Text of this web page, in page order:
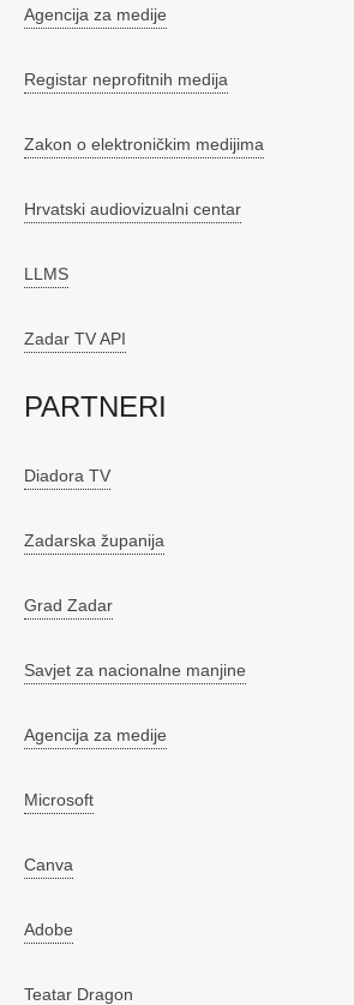
Agencija za medije
Registar neprofitnih medija
Zakon o elektroničkim medijima
Hrvatski audiovizualni centar
LLMS
Zadar TV API
PARTNERI
Diadora TV
Zadarska županija
Grad Zadar
Savjet za nacionalne manjine
Agencija za medije
Microsoft
Canva
Adobe
Teatar Dragon